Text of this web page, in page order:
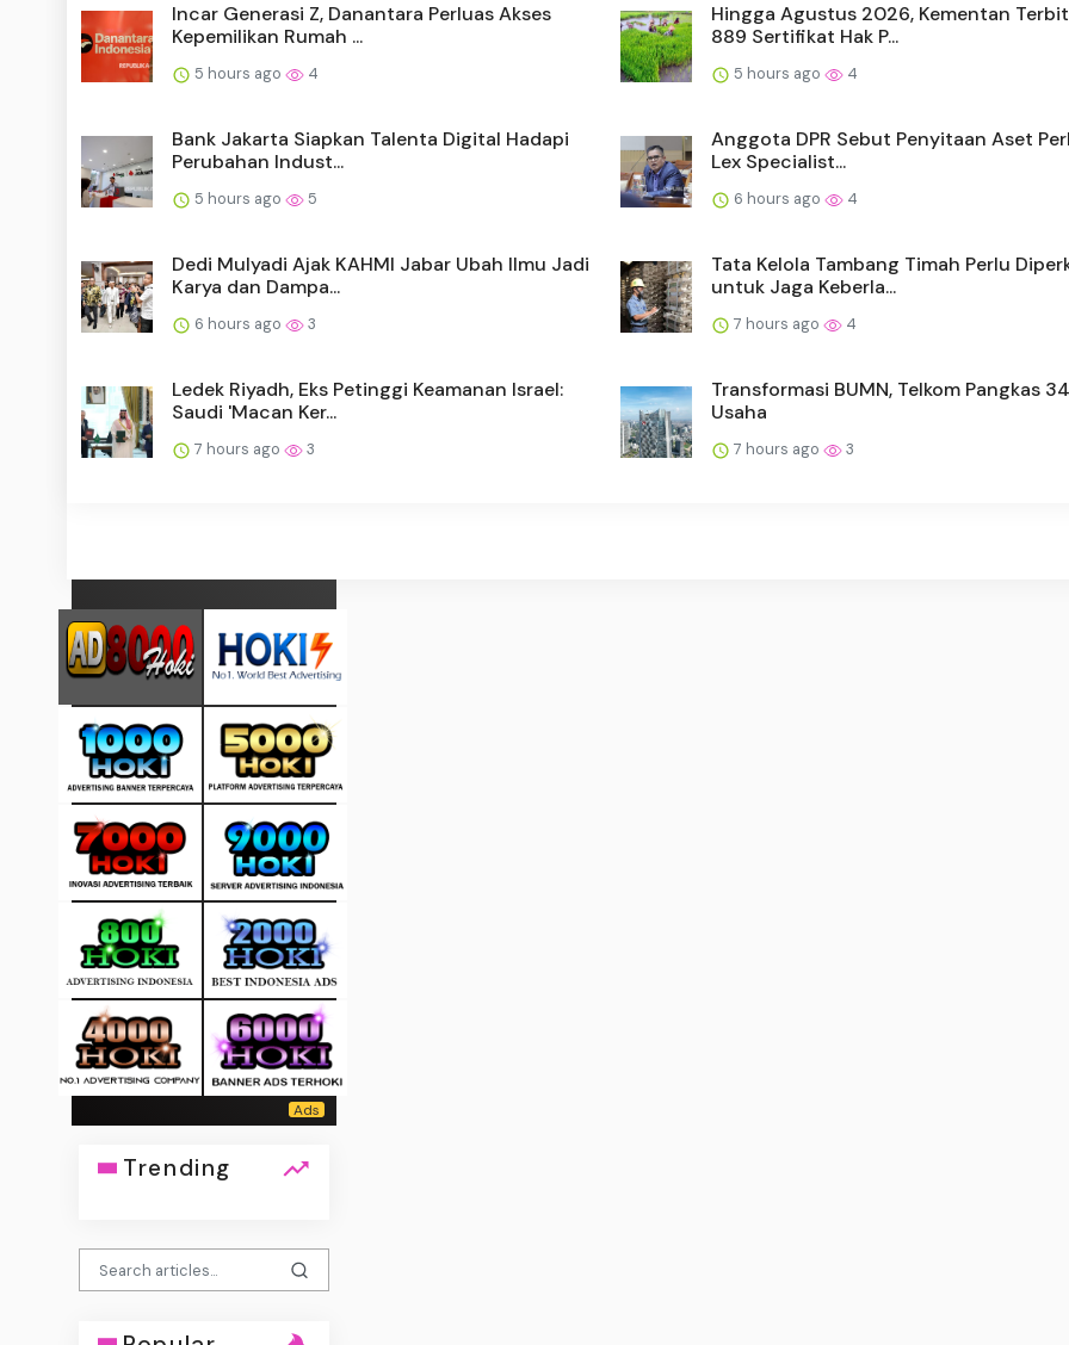
Incar Generasi Z, Danantara Perluas Akses
Kepemilikan Rumah ...
5 hours ago 4
Hingga Agustus 2026, Kementan
889 Sertifikat Hak P...
5 hours ago 4
Bank Jakarta Siapkan Talenta Digital Hadapi
Perubahan Indust...
5 hours ago 5
Anggota DPR Sebut Penyitaan Aset
Lex Specialist...
6 hours ago 4
Dedi Mulyadi Ajak KAHMI Jabar Ubah Ilmu Jadi
Karya dan Dampa...
6 hours ago 3
Tata Kelola Tambang Timah Perlu
untuk Jaga Keberla...
7 hours ago 4
Ledek Riyadh, Eks Petinggi Keamanan Israel:
Saudi 'Macan Ker...
7 hours ago 3
Transformasi BUMN, Telkom Pangkas
Usaha
7 hours ago 3
Trending